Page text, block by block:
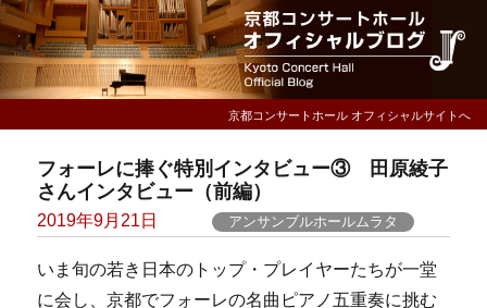
京都コンサートホール オフィシャルサイトへ
フォーレに捧ぐ特別インタビュー③ 田原綾子
さんインタビュー（前編）
Posted
2019年9月21日 アンサンブルホールムラタ
いま旬の若き日本のトップ・プレイヤーたちが一堂
に会し、京都でフォーレの名曲ピアノ五重奏に挑む